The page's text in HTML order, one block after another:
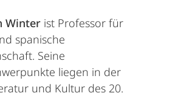
Winter ist Professor für
spanische
Seine
liegen in der
und Kultur des 20.